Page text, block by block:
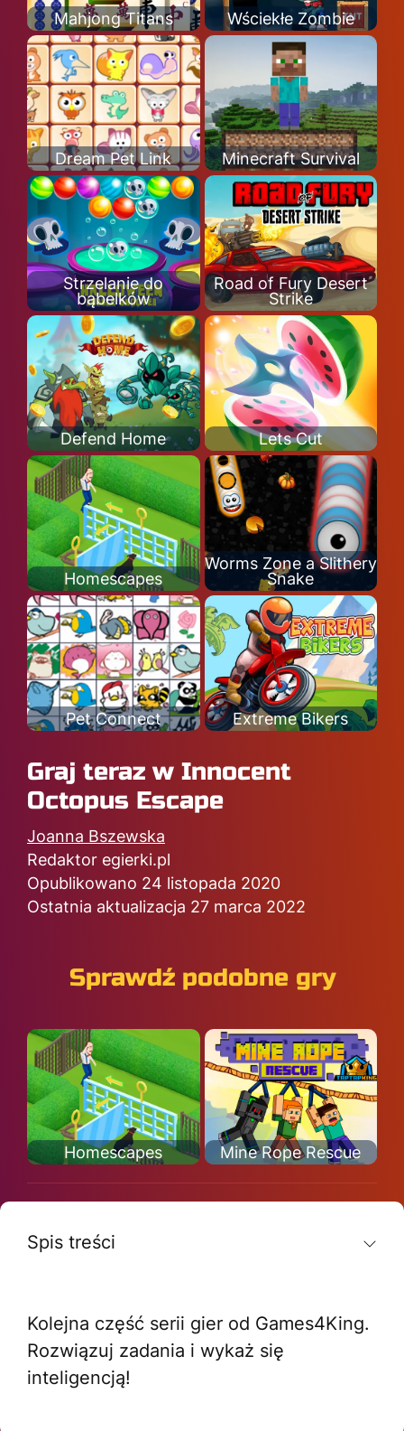
Mahjong Titans Wściekłe Zombie
Dream Pet Link Minecraft Survival
Strzelanie do
bąbelków
Road of Fury Desert
Strike
Defend Home Lets Cut
Homescapes
Worms Zone a Slithery
Snake
Pet Connect Extreme Bikers
Graj teraz w Innocent
Octopus Escape
Joanna Bszewska
Redaktor egierki.pl
Opublikowano 24 listopada 2020
Ostatnia aktualizacja 27 marca 2022
Sprawdź podobne gry
Homescapes Mine Rope Rescue
Spis treści
Kolejna część serii gier od Games4King.
Rozwiązuj zadania i wykaż się
inteligencją!